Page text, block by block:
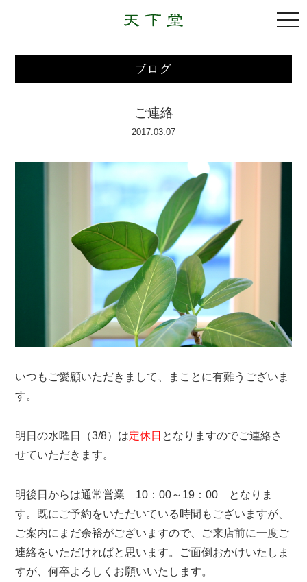
ブログ
ご連絡
2017.03.07
いつもご愛顧いただきまして、まことに有難うございま
す。
明日の水曜日（3/8）は定休日 となりますのでご連絡さ
せていただきます。
明後日からは通常営業 10：00～19：00 となりま
す。既にご予約をいただいている時間もございますが、
ご案内にまだ余裕がございますので、ご来店前に一度ご
連絡をいただければと思います。ご面倒おかけいたしま
すが、何卒よろしくお願いいたします。